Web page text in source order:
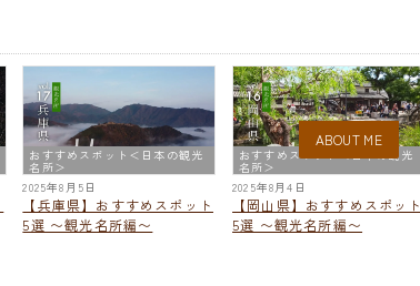
おすすめスポット＜日本の観光
名所＞
2025年8月5日
【兵庫県】おすすめスポット
5選 〜観光名所編〜
おすすめスポット＜日本の観光
名所＞
2025年8月4日
【岡山県】おすすめスポット
5選 〜観光名所編〜
ABOUT ME